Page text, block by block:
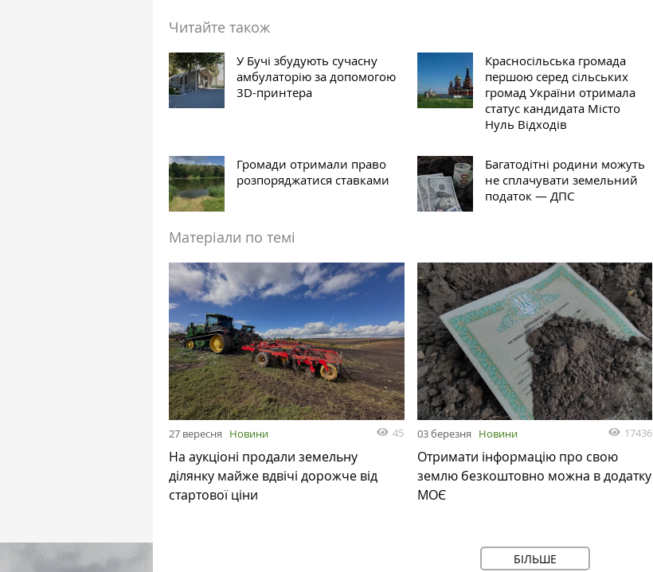
Читайте також
У Бучі збудують сучасну
амбулаторію за допомогою
3D-принтера
Красносільська громада
першою серед сільських
громад України отримала
статус кандидата Місто
Нуль Відходів
Громади отримали право
розпоряджатися ставками
Багатодітні родини можуть
не сплачувати земельний
податок — ДПС
Матеріали по темі
27 вересня Новини 45
На аукціоні продали земельну
ділянку майже вдвічі дорожче від
стартової ціни
03 березня Новини 17436
Отримати інформацію про свою
землю безкоштовно можна в додатку
МОЄ
БІЛЬШЕ